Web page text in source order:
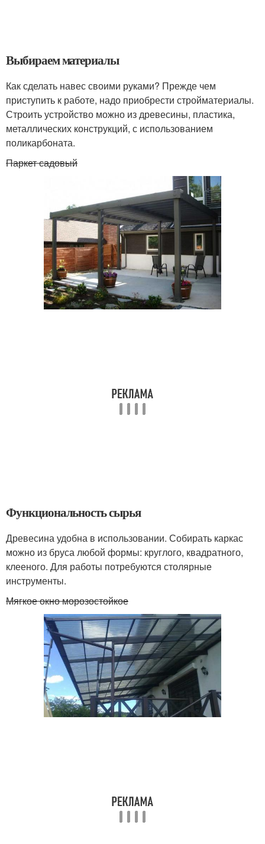
Выбираем материалы
Как сделать навес своими руками? Прежде чем
приступить к работе, надо приобрести стройматериалы.
Строить устройство можно из древесины, пластика,
металлических конструкций, с использованием
поликарбоната.
Паркет садовый
Функциональность сырья
Древесина удобна в использовании. Собирать каркас
можно из бруса любой формы: круглого, квадратного,
клееного. Для работы потребуются столярные
инструменты.
Мягкое окно морозостойкое